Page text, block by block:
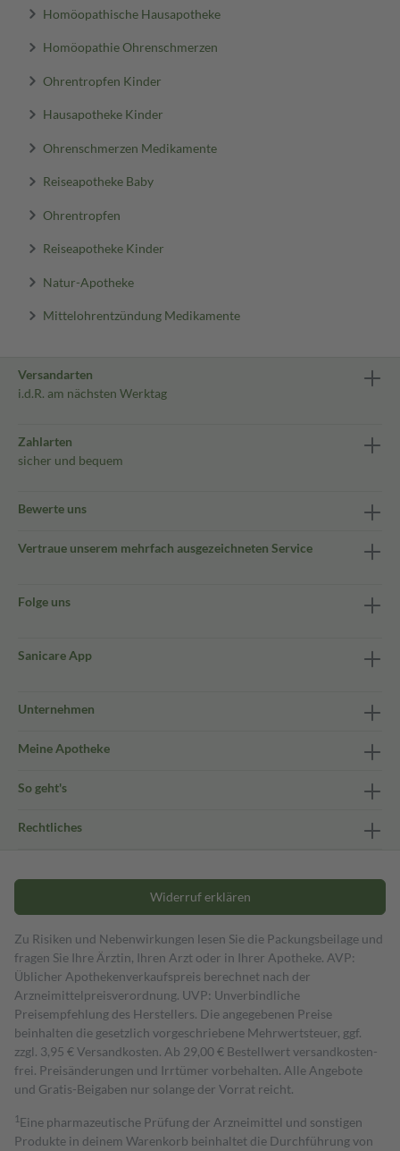
Homöopathische Hausapotheke
Homöopathie Ohrenschmerzen
Ohrentropfen Kinder
Hausapotheke Kinder
Ohrenschmerzen Medikamente
Reiseapotheke Baby
Ohrentropfen
Reiseapotheke Kinder
Natur-Apotheke
Mittelohrentzündung Medikamente
Versandarten
i.d.R. am nächsten Werktag
Zahlarten
sicher und bequem
Bewerte uns
Vertraue unserem mehrfach ausgezeichneten Service
Folge uns
Sanicare App
Unternehmen
Meine Apotheke
So geht's
Rechtliches
Widerruf erklären
Zu Risiken und Nebenwirkungen lesen Sie die Packungsbeilage und
fragen Sie Ihre Ärztin, Ihren Arzt oder in Ihrer Apotheke. AVP:
Üblicher Apothekenverkaufspreis berechnet nach der
Arzneimittelpreisverordnung. UVP: Unverbindliche
Preisempfehlung des Herstellers. Die angegebenen Preise
beinhalten die gesetzlich vorgeschriebene Mehrwertsteuer, ggf.
zzgl. 3,95 € Versandkosten. Ab 29,00 € Bestell­wert versand­kosten­
frei. Preisänderungen und Irrtümer vorbehalten. Alle Angebote
und Gratis-Beigaben nur solange der Vorrat reicht.
1 Eine pharmazeutische Prüfung der Arzneimittel und sonstigen
Produkte in deinem Warenkorb beinhaltet die Durchführung von